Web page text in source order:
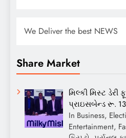
We Deliver the best NEWS
Share Market
મિલ્કી મિસ્ટ
પ્રાઇસબેન્ડ રૂ.
In Business,
Entertainment,